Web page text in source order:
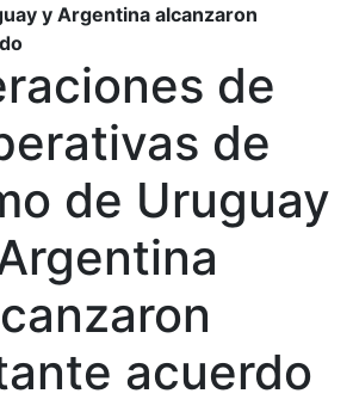
y Argentina alcanzaron
de
de
de Uruguay
acuerdo